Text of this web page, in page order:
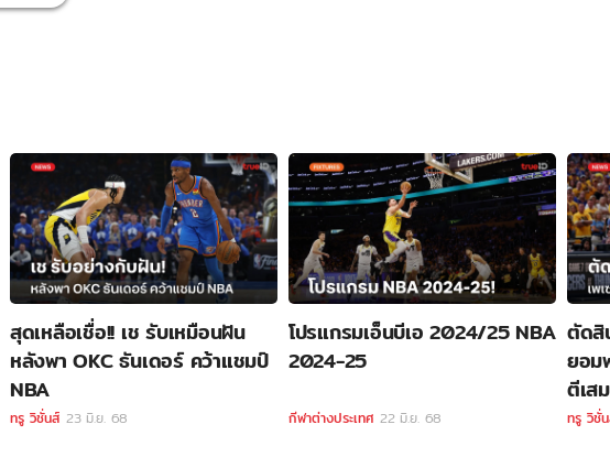
สุดเหลือเชื่อ!! เช รับเหมือนฝัน
หลังพา OKC ธันเดอร์ คว้าแชมป์
NBA
ทรู วิชั่นส์ 23 มิ.ย. 68
โปรแกรมเอ็นบีเอ 2024/25 NBA
2024-25
กีฬาต่างประเทศ 22 มิ.ย. 68
ตัดสิ
ยอม
ตีเส
ทรู วิชั่